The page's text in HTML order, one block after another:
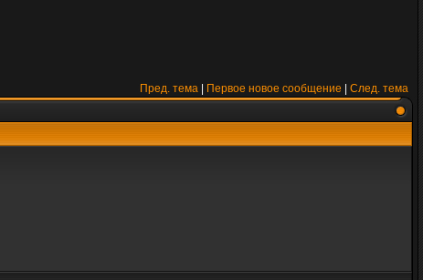
Пред. тема Первое новое сообщение
След. тема